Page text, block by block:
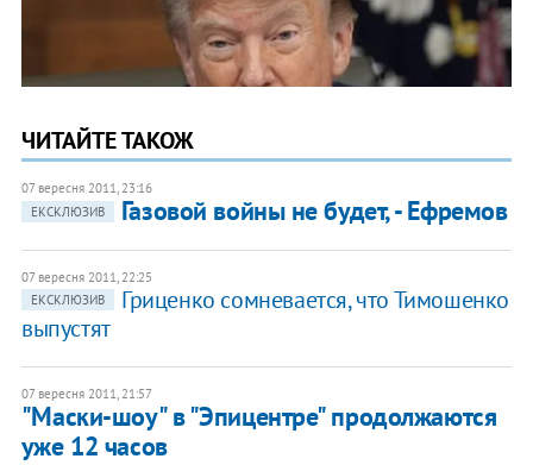
ЧИТАЙТЕ ТАКОЖ
07 вересня 2011, 23:16
ЕКСКЛЮЗИВ
Газовой войны не будет, - Ефремов
07 вересня 2011, 22:25
ЕКСКЛЮЗИВ
Гриценко сомневается, что Тимошенко
выпустят
07 вересня 2011, 21:57
"Маски-шоу" в "Эпицентре" продолжаются
уже 12 часов